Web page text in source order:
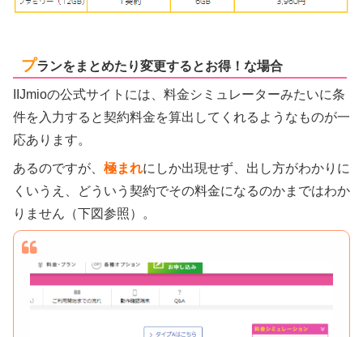
プランをまとめたり変更するとお得！な場合
IIJmioの公式サイトには、料金シミュレーターみたいに条
件を入力すると契約料金を算出してくれるようなものが一
応あります。
あるのですが、 極まれにしか出現せず、出し方がわかりに
くいうえ、どういう契約でその料金になるのかまではわか
りません（下図参照）。